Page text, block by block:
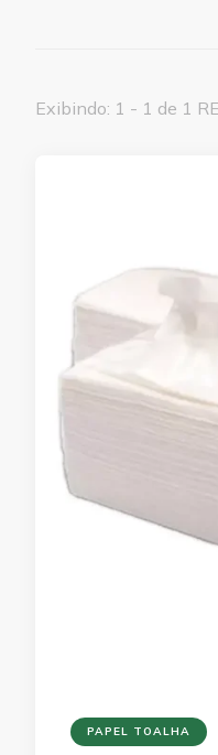
Exibindo: 1 - 1 de 1
PAPEL TOALHA